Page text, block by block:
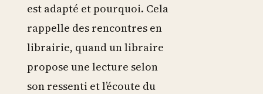
est adapté et pourquoi. Cela
rappelle des rencontres en
librairie, quand un libraire
propose une lecture selon
son ressenti et l’écoute du